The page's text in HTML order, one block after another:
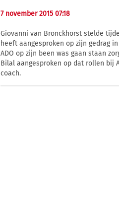
7 november 2015 07:18
Giovanni van Bronckhorst stelde
heeft aangesproken op zijn gedrag
ADO op zijn been was gaan staan
Bilal aangesproken op dat rollen bij
coach.